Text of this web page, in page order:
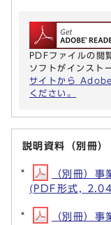
PDFファイルの
ソフトがインスト
サイトから
ください。
説明資料（別冊）
（別冊）
(PDF形式,
（別冊）